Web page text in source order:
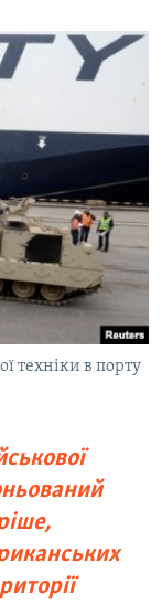
техніки в порту